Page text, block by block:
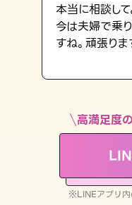
LINE占いを開く
※LINEアプリ内のサービスページへ遷
本当に相談して
今は夫婦で乗
すね。頑張りま
高満足度
※LINEアプリ内